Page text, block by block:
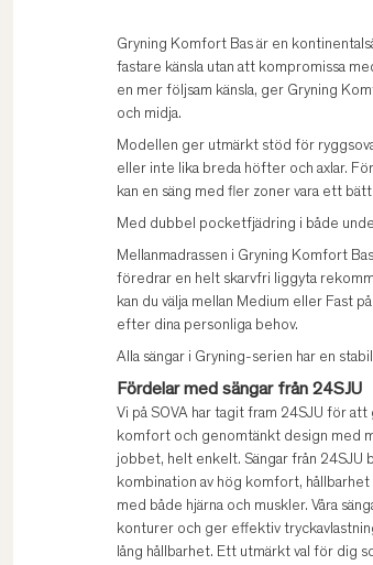
Gryning Komfort Bas är en
fastare känsla utan att kompromissa
en mer följsam känsla, ger Gryning
och midja.
Modellen ger utmärkt stöd för
eller inte lika breda höfter och axlar.
kan en säng med fler zoner vara ett
Med dubbel pocketfjädring i både
Mellanmadrassen i Gryning Komfort
föredrar en helt skarvfri liggyta
kan du välja mellan Medium eller Fast
efter dina personliga behov.
Alla sängar i Gryning-serien har en
Fördelar med sängar från 24SJU
Vi på SOVA har tagit fram 24SJU för
komfort och genomtänkt design med
jobbet, helt enkelt. Sängar från 24SJU
kombination av hög komfort,
med både hjärna och muskler. Våra
konturer och ger effektiv
lång hållbarhet. Ett utmärkt val för dig